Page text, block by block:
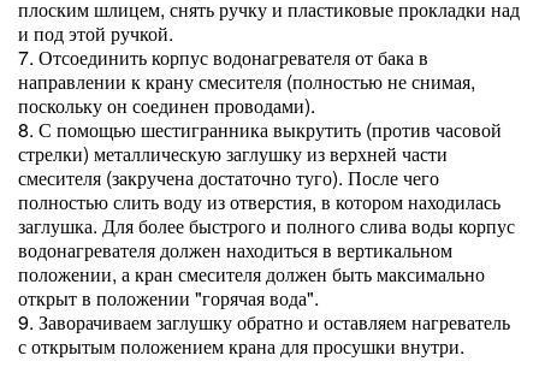
плоским шлицем, снять ручку и пластиковые прокладки над
и под этой ручкой.
7. Отсоединить корпус водонагревателя от бака в
направлении к крану смесителя (полностью не снимая,
поскольку он соединен проводами).
8. С помощью шестигранника выкрутить (против часовой
стрелки) металлическую заглушку из верхней части
смесителя (закручена достаточно туго). После чего
полностью слить воду из отверстия, в котором находилась
заглушка. Для более быстрого и полного слива воды корпус
водонагревателя должен находиться в вертикальном
положении, а кран смесителя должен быть максимально
открыт в положении "горячая вода".
9. Заворачиваем заглушку обратно и оставляем нагреватель
с открытым положением крана для просушки внутри.